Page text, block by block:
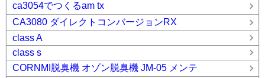
ca3054でつくるam tx
CA3080 ダイレクトコンバージョンRX
class A
class s
CORNMI脱臭機 オゾン脱臭機 JM-05 メンテ